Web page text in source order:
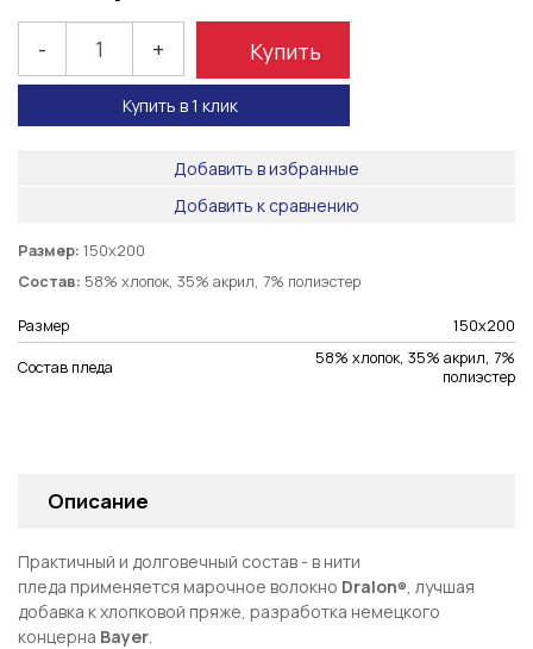
- + Купить
Купить в 1 клик
Добавить в избранные
Добавить к сравнению
Размер: 150х200
Состав: 58% хлопок, 35% акрил, 7% полиэстер
Размер 150х200
Состав пледа
58% хлопок, 35% акрил, 7%
полиэстер
Описание
Практичный и долговечный состав - в нити
пледа применяется марочное волокно Dralon® , лучшая
добавка к хлопковой пряже, разработка немецкого
концерна Bayer